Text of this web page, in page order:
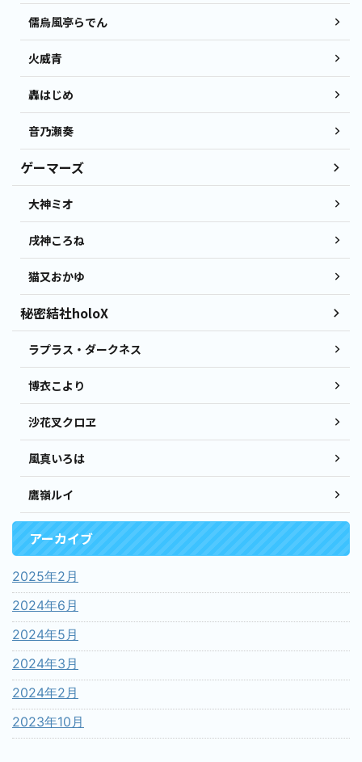
儒烏風亭らでん
火威青
轟はじめ
音乃瀬奏
ゲーマーズ
大神ミオ
戌神ころね
猫又おかゆ
秘密結社holoX
ラプラス・ダークネス
博衣こより
沙花叉クロヱ
風真いろは
鷹嶺ルイ
アーカイブ
2025年2月
2024年6月
2024年5月
2024年3月
2024年2月
2023年10月